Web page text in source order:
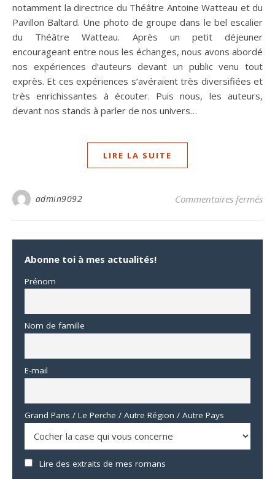
notamment la directrice du Théâtre Antoine Watteau et du
Pavillon Baltard. Une photo de groupe dans le bel escalier
du Théâtre Watteau. Après un petit déjeuner
encourageant entre nous les échanges, nous avons abordé
nos expériences d’auteurs devant un public venu tout
exprès. Et ces expériences s’avéraient très diversifiées et
très enrichissantes à écouter. Puis nous, les auteurs,
devant nos stands à parler de nos univers…
LIRE LA SUITE
admin9092 Commentaires fermés
Abonne toi à mes actualités!
Prénom
Nom de famille
E-mail
Grand Paris / Le Perche / Autre Région / Autre Pays
Lire des extraits de mes romans